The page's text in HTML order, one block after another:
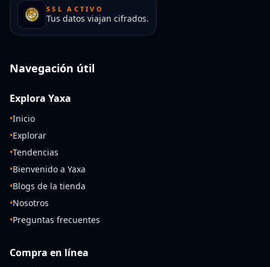
SSL ACTIVO
Tus datos viajan cifrados.
Navegación útil
Explora Yaxa
•Inicio
•Explorar
•Tendencias
•Bienvenido a Yaxa
•Blogs de la tienda
•Nosotros
•Preguntas frecuentes
Compra en línea